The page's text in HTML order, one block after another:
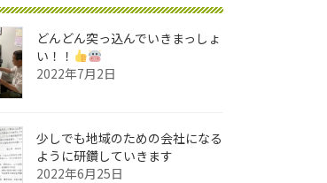
どんどん突っ込んでいきまっしょ
い！！
2022年7月2日
少しでも地域のための会社になる
ように研鑽していきます
2022年6月25日